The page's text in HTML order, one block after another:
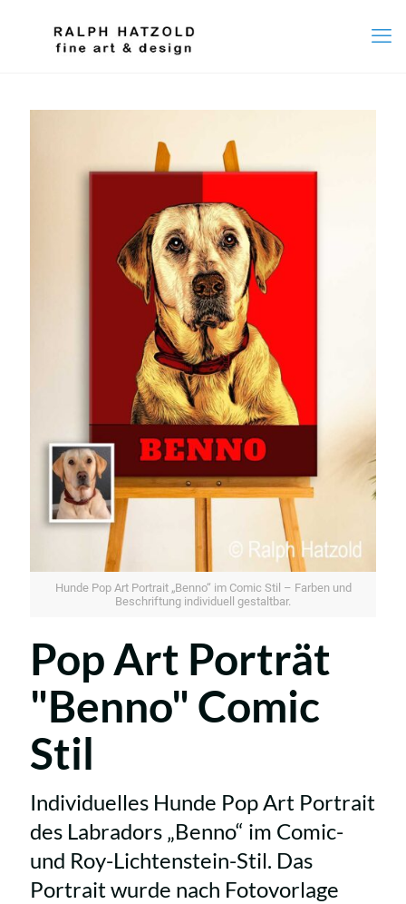
Hunde Pop Art Portrait „Benno“ im Comic Stil – Farben und
Beschriftung individuell gestaltbar.
Pop Art Porträt
"Benno" Comic
Stil
Individuelles Hunde Pop Art Portrait
des Labradors „Benno“ im Comic-
und Roy-Lichtenstein-Stil. Das
Portrait wurde nach Fotovorlage